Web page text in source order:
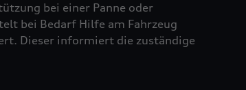
bei einer Panne oder
bei Bedarf Hilfe am Fahrzeug
Dieser informiert die zuständige